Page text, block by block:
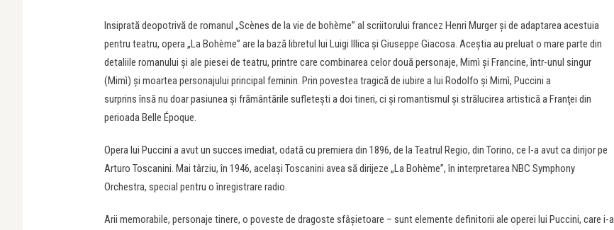
Insiprată deopotrivă de romanul „Scènes de la vie de bohème” al scriitorului francez Henri Murger şi de adaptarea acestuia
pentru teatru, opera „La Bohème” are la bază libretul lui Luigi Illica şi Giuseppe Giacosa. Aceştia au preluat o mare parte din
detaliile romanului şi ale piesei de teatru, printre care combinarea celor două personaje, Mimì şi Francine, într-unul singur
(Mimì) şi moartea personajului principal feminin. Prin povestea tragică de iubire a lui Rodolfo şi Mimì, Puccini a
surprins însă nu doar pasiunea şi frământările sufleteşti a doi tineri, ci şi romantismul şi strălucirea artistică a Franţei din
perioada Belle Époque.
Opera lui Puccini a avut un succes imediat, odată cu premiera din 1896, de la Teatrul Regio, din Torino, ce l-a avut ca dirijor pe
Arturo Toscanini. Mai târziu, în 1946, acelaşi Toscanini avea să dirijeze „La Bohème”, în interpretarea NBC Symphony
Orchestra, special pentru o înregistrare radio.
Arii memorabile, personaje tinere, o poveste de dragoste sfâşietoare – sunt elemente definitorii ale operei lui Puccini, care i-a